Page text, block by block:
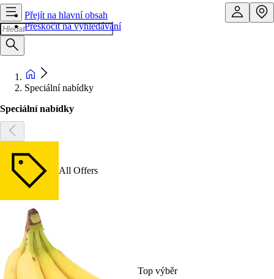
Přejít na hlavní obsah
Přeskočit na vyhledávání
Speciální nabídky
Speciální nabídky
All Offers
Top výběr